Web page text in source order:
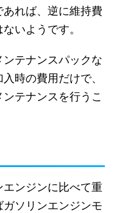
れば、逆に維持費
いようです。
テナンスパックな
時の費用だけで、
テナンスを行うこ
ンジンに比べて重
ソリンエンジンモ